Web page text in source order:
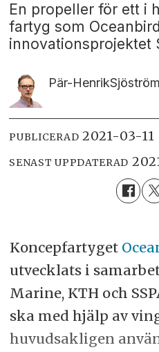
En propeller för ett i
fartyg som
innovationsprojektet
Pär-HenrikSjöström
PUBLICERAD 2021-03-
SENAST UPPDATERAD
Koncepfartyget
utvecklats i
Marine, KTH och
ska med hjälp av
huvudsakligen